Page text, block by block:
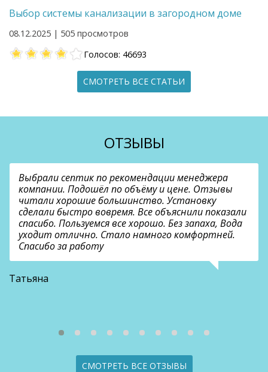
Выбор системы канализации в загородном доме
08.12.2025 | 505 просмотров
Голосов: 46693
СМОТРЕТЬ ВСЕ СТАТЬИ
ОТЗЫВЫ
Выбрали септик по рекомендации менеджера
компании. Подошёл по объёму и цене. Отзывы
читали хорошие большинство. Установку
сделали быстро вовремя. Все объяснили показали
спасибо. Пользуемся все хорошо. Без запаха, Вода
уходит отлично. Стало намного комфортней.
Спасибо за работу
Татьяна
СМОТРЕТЬ ВСЕ ОТЗЫВЫ